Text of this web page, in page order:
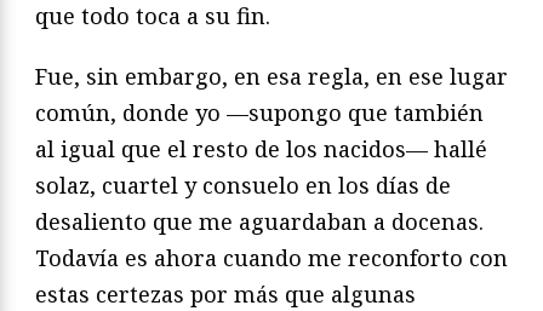
que todo toca a su fin.
Fue, sin embargo, en esa regla, en ese lugar
común, donde yo —supongo que también
al igual que el resto de los nacidos— hallé
solaz, cuartel y consuelo en los días de
desaliento que me aguardaban a docenas.
Todavía es ahora cuando me reconforto con
estas certezas por más que algunas